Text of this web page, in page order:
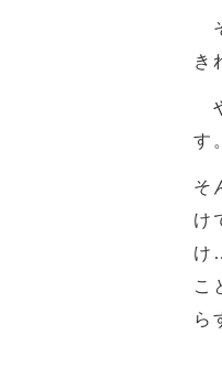
き
す。
そ
け
け
こ
ら